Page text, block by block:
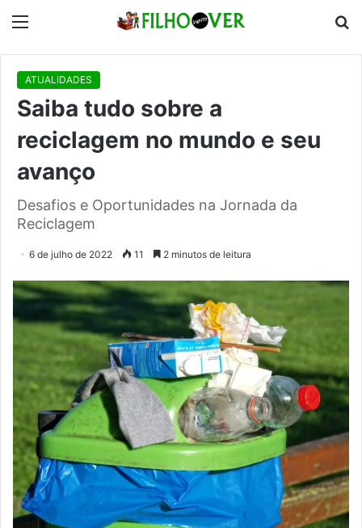
Menu
ATUALIDADES
Saiba tudo sobre a
reciclagem no mundo e seu
avanço
Desafios e Oportunidades na Jornada da
Reciclagem
6 de julho de 2022 11 2 minutos de leitura